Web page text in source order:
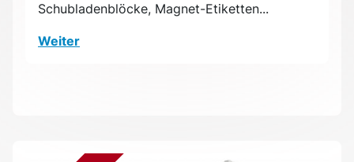
Schubladenblöcke, Magnet-Etiketten...
Weiter